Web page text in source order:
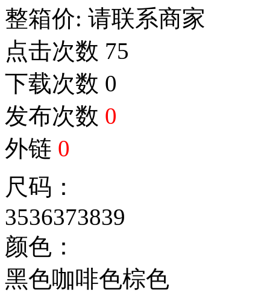
整箱价: 请联系商家
点击次数 75
下载次数 0
发布次数 0
外链 0
尺码：
3536373839
颜色：
黑色咖啡色棕色